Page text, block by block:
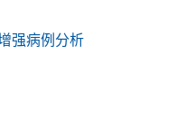
强病例分析